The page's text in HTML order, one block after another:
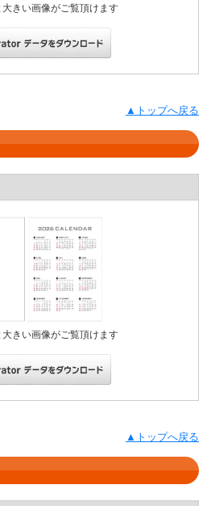
きい画像がご覧頂けます
▲トップへ戻る
きい画像がご覧頂けます
▲トップへ戻る